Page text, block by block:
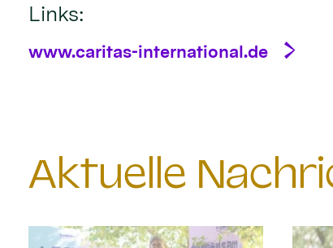
Links:
www.caritas-international.de
Aktuelle